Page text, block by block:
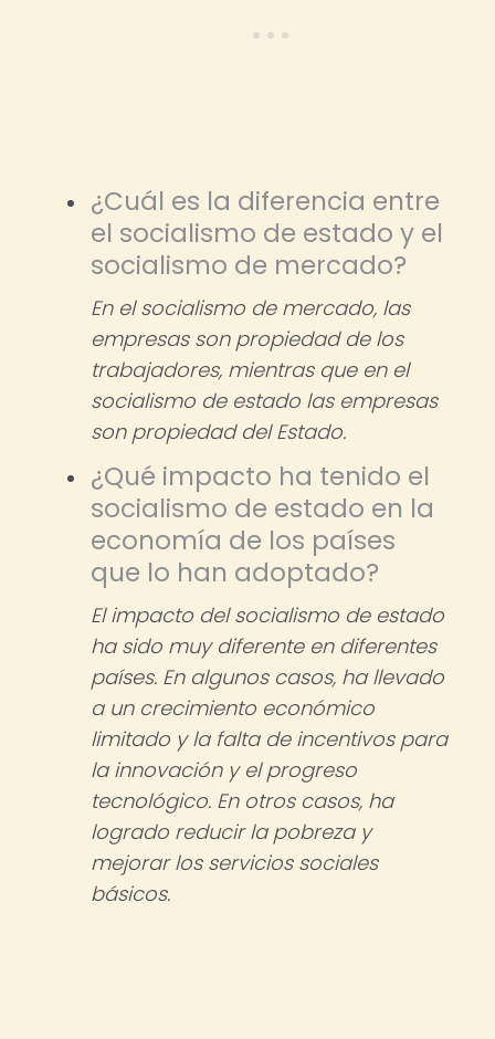
¿Cuál es la diferencia entre
el socialismo de estado y el
socialismo de mercado?
En el socialismo de mercado, las
empresas son propiedad de los
trabajadores, mientras que en el
socialismo de estado las empresas
son propiedad del Estado.
¿Qué impacto ha tenido el
socialismo de estado en la
economía de los países
que lo han adoptado?
El impacto del socialismo de estado
ha sido muy diferente en diferentes
países. En algunos casos, ha llevado
a un crecimiento económico
limitado y la falta de incentivos para
la innovación y el progreso
tecnológico. En otros casos, ha
logrado reducir la pobreza y
mejorar los servicios sociales
básicos.